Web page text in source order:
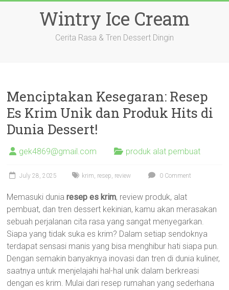
Wintry Ice Cream
Cerita Rasa & Tren Dessert Dingin
Menciptakan Kesegaran: Resep
Es Krim Unik dan Produk Hits di
Dunia Dessert!
gek4869@gmail.com produk alat pembuat
July 28, 2025 krim, resep, review 0 Comment
Memasuki duniaresep es krim, review produk, alat
pembuat, dan tren dessert kekinian, kamu akan merasakan
sebuah perjalanan cita rasa yang sangat menyegarkan.
Siapa yang tidak suka es krim? Dalam setiap sendoknya
terdapat sensasi manis yang bisa menghibur hati siapa pun.
Dengan semakin banyaknya inovasi dan tren di dunia kuliner,
saatnya untuk menjelajahi hal-hal unik dalam berkreasi
dengan es krim. Mulai dari resep rumahan yang sederhana